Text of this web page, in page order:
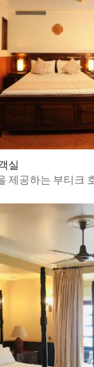
실
제공하는 부티크